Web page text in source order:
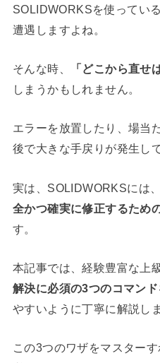
SOLIDWORKSを使ってい
遭遇しますよね。
そんな時、 「どこから直せ
しまうかもしれません。
エラーを放置したり、場当
後で大きな手戻りが発生し
実は、SOLIDWORKSには
全かつ確実に修正するため
す。
本記事では、経験豊富な上
解決に必須の3つのコマンド
やすいように丁寧に解説しま
この3つのワザをマスター